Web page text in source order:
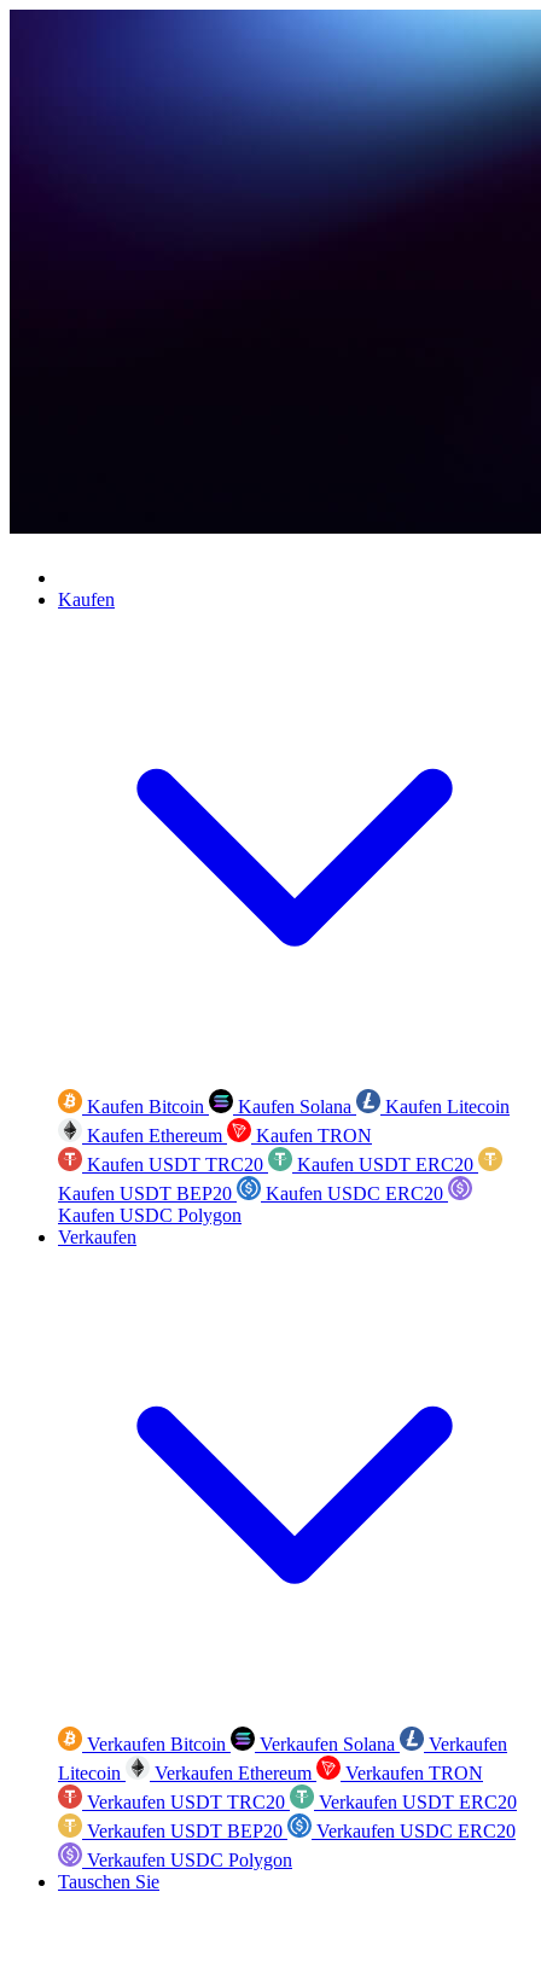
Kaufen
Kaufen Bitcoin Kaufen Solana
Kaufen Litecoin
Kaufen Ethereum
Kaufen TRON
Kaufen USDT TRC20
Kaufen USDT ERC20
Kaufen USDT BEP20
Kaufen USDC ERC20
Kaufen USDC Polygon
Verkaufen
Verkaufen Bitcoin Verkaufen Solana
Verkaufen
Litecoin
Verkaufen Ethereum
Verkaufen TRON
Verkaufen USDT TRC20
Verkaufen USDT ERC20
Verkaufen USDT BEP20
Verkaufen USDC ERC20
Verkaufen USDC Polygon
Tauschen Sie